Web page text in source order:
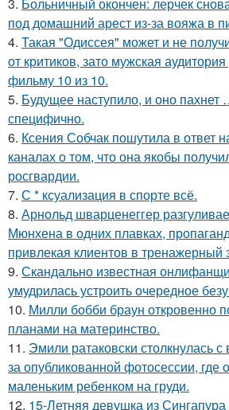
под домашний арест из-за вояжа в
4. Такая "Одиссея" может и не
от критиков, зато мужская
фильму 10 из 10.
5. Будущее наступило, и оно пахнет
специфично.
6. Ксения Собчак пошутила в ответ
каналах о том, что она якобы
росгвардии.
7. С * ксуализация в спорте всё.
8. Арнольд шварценеггер
Мюнхена в одних плавках,
привлекая клиентов в тренажерный
9. Скандально известная
умудрилась устроить очередное
10. Милли бобби браун откровенно
планами на материнство.
11. Эмили ратаковски столкнулась с
за опубликованной фотосессии, где
маленьким ребенком на груди.
12. 15-Летняя девушка из